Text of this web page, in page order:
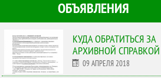
ОБЪЯВЛЕНИЯ
КУДА ОБРАТИТЬСЯ ЗА
АРХИВНОЙ СПРАВКОЙ
09 АПРЕЛЯ 2018